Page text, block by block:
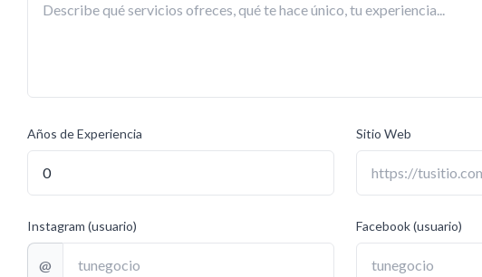
Años de Experiencia Sitio Web
Instagram (usuario)
@
Facebook (usuario)